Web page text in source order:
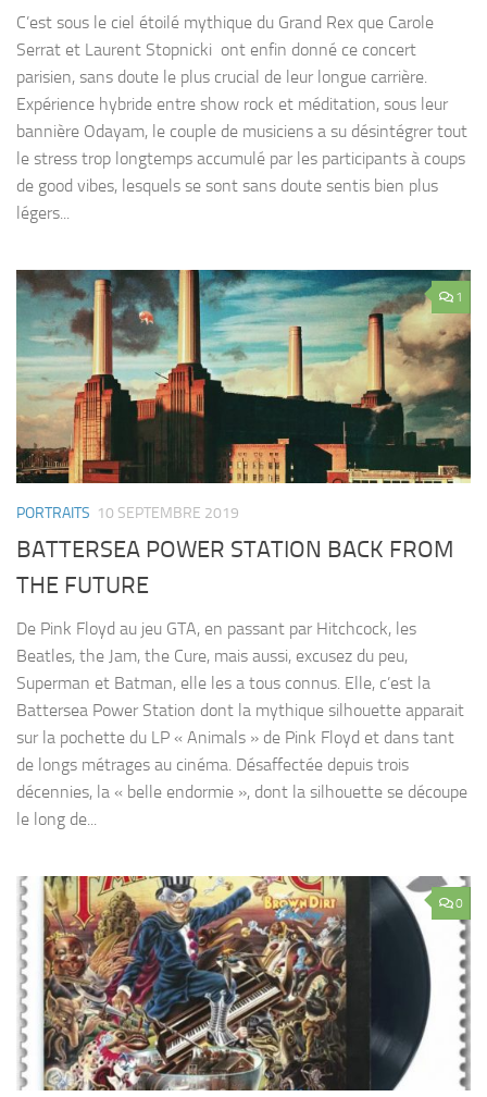
C’est sous le ciel étoilé mythique du Grand Rex que Carole
Serrat et Laurent Stopnicki ont enfin donné ce concert
parisien, sans doute le plus crucial de leur longue carrière.
Expérience hybride entre show rock et méditation, sous leur
bannière Odayam, le couple de musiciens a su désintégrer tout
le stress trop longtemps accumulé par les participants à coups
de good vibes, lesquels se sont sans doute sentis bien plus
légers...
1
PORTRAITS 10 SEPTEMBRE 2019
BATTERSEA POWER STATION BACK FROM
THE FUTURE
De Pink Floyd au jeu GTA, en passant par Hitchcock, les
Beatles, the Jam, the Cure, mais aussi, excusez du peu,
Superman et Batman, elle les a tous connus. Elle, c’est la
Battersea Power Station dont la mythique silhouette apparait
sur la pochette du LP « Animals » de Pink Floyd et dans tant
de longs métrages au cinéma. Désaffectée depuis trois
décennies, la « belle endormie », dont la silhouette se découpe
le long de...
0